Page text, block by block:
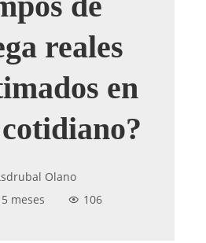
reales
en
Olano
meses
106